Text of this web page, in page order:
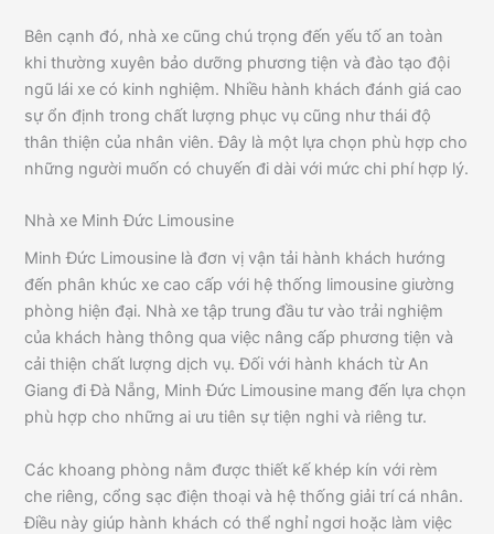
Bên cạnh đó, nhà xe cũng chú trọng đến yếu tố an toàn
khi thường xuyên bảo dưỡng phương tiện và đào tạo đội
ngũ lái xe có kinh nghiệm. Nhiều hành khách đánh giá cao
sự ổn định trong chất lượng phục vụ cũng như thái độ
thân thiện của nhân viên. Đây là một lựa chọn phù hợp cho
những người muốn có chuyến đi dài với mức chi phí hợp lý.
Nhà xe Minh Đức Limousine
Minh Đức Limousine là đơn vị vận tải hành khách hướng
đến phân khúc xe cao cấp với hệ thống limousine giường
phòng hiện đại. Nhà xe tập trung đầu tư vào trải nghiệm
của khách hàng thông qua việc nâng cấp phương tiện và
cải thiện chất lượng dịch vụ. Đối với hành khách từ An
Giang đi Đà Nẵng, Minh Đức Limousine mang đến lựa chọn
phù hợp cho những ai ưu tiên sự tiện nghi và riêng tư.
Các khoang phòng nằm được thiết kế khép kín với rèm
che riêng, cổng sạc điện thoại và hệ thống giải trí cá nhân.
Điều này giúp hành khách có thể nghỉ ngơi hoặc làm việc